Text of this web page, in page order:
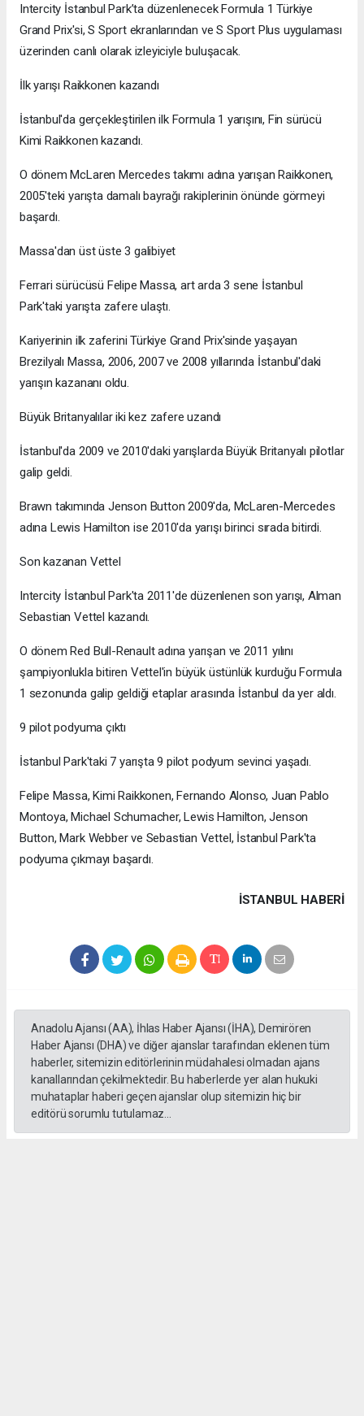
Intercity İstanbul Park’ta düzenlenecek Formula 1 Türkiye
Grand Prix'si, S Sport ekranlarından ve S Sport Plus uygulaması
üzerinden canlı olarak izleyiciyle buluşacak.
İlk yarışı Raikkonen kazandı
İstanbul'da gerçekleştirilen ilk Formula 1 yarışını, Fin sürücü
Kimi Raikkonen kazandı.
O dönem McLaren Mercedes takımı adına yarışan Raikkonen,
2005'teki yarışta damalı bayrağı rakiplerinin önünde görmeyi
başardı.
Massa'dan üst üste 3 galibiyet
Ferrari sürücüsü Felipe Massa, art arda 3 sene İstanbul
Park'taki yarışta zafere ulaştı.
Kariyerinin ilk zaferini Türkiye Grand Prix'sinde yaşayan
Brezilyalı Massa, 2006, 2007 ve 2008 yıllarında İstanbul'daki
yarışın kazananı oldu.
Büyük Britanyalılar iki kez zafere uzandı
İstanbul'da 2009 ve 2010'daki yarışlarda Büyük Britanyalı pilotlar
galip geldi.
Brawn takımında Jenson Button 2009'da, McLaren-Mercedes
adına Lewis Hamilton ise 2010'da yarışı birinci sırada bitirdi.
Son kazanan Vettel
Intercity İstanbul Park'ta 2011'de düzenlenen son yarışı, Alman
Sebastian Vettel kazandı.
O dönem Red Bull-Renault adına yarışan ve 2011 yılını
şampiyonlukla bitiren Vettel'in büyük üstünlük kurduğu Formula
1 sezonunda galip geldiği etaplar arasında İstanbul da yer aldı.
9 pilot podyuma çıktı
İstanbul Park'taki 7 yarışta 9 pilot podyum sevinci yaşadı.
Felipe Massa, Kimi Raikkonen, Fernando Alonso, Juan Pablo
Montoya, Michael Schumacher, Lewis Hamilton, Jenson
Button, Mark Webber ve Sebastian Vettel, İstanbul Park'ta
podyuma çıkmayı başardı.
İSTANBUL HABERİ
Anadolu Ajansı (AA), İhlas Haber Ajansı (İHA), Demirören
Haber Ajansı (DHA) ve diğer ajanslar tarafından eklenen tüm
haberler, sitemizin editörlerinin müdahalesi olmadan ajans
kanallarından çekilmektedir. Bu haberlerde yer alan hukuki
muhataplar haberi geçen ajanslar olup sitemizin hiç bir
editörü sorumlu tutulamaz...